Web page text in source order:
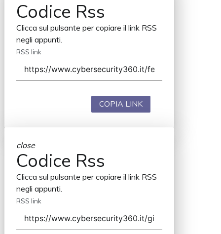
Codice Rss
Clicca sul pulsante per copiare il link RSS
negli appunti.
RSS link
COPIA LINK
close
Codice Rss
Clicca sul pulsante per copiare il link RSS
negli appunti.
RSS link